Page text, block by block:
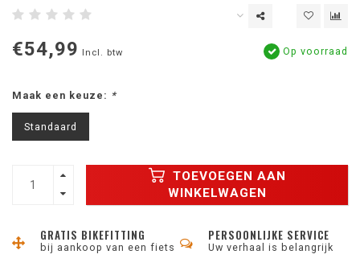
€54,99 Incl. btw Op voorraad
Maak een keuze: *
Standaard
TOEVOEGEN AAN
WINKELWAGEN
GRATIS BIKEFITTING
bij aankoop van een fiets
PERSOONLIJKE SERVICE
Uw verhaal is belangrijk